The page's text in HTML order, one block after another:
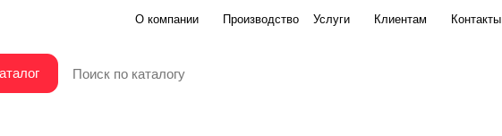
О компании Производство Услуги Клиентам Контакты